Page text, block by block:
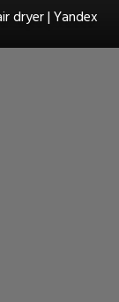
dryer | Yandex